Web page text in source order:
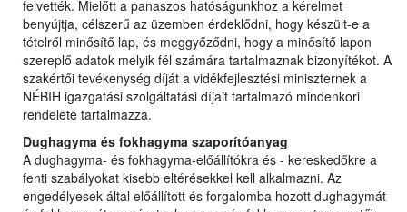
felvették. Mielőtt a panaszos hatóságunkhoz a kérelmet
benyújtja, célszerű az üzemben érdeklődni, hogy készült-e a
tételről minősítő lap, és meggyőződni, hogy a minősítő lapon
szereplő adatok melyik fél számára tartalmaznak bizonyítékot. A
szakértői tevékenység díját a vidékfejlesztési miniszternek a
NÉBIH igazgatási szolgáltatási díjait tartalmazó mindenkori
rendelete tartalmazza.
Dughagyma és fokhagyma szaporítóanyag
A dughagyma- és fokhagyma-előállítókra és - kereskedőkre a
fenti szabályokat kisebb eltérésekkel kell alkalmazni. Az
engedélyesek által előállított és forgalomba hozott dughagymát